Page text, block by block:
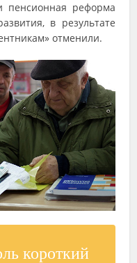
пенсионная реформа
в результате
отменили.
короткий